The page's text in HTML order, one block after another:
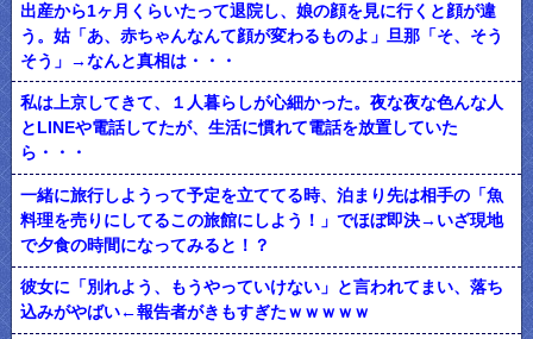
出産から1ヶ月くらいたって退院し、娘の顔を見に行くと顔が違
う。姑「あ、赤ちゃんなんて顔が変わるものよ」旦那「そ、そう
そう」→なんと真相は・・・
私は上京してきて、１人暮らしが心細かった。夜な夜な色んな人
とLINEや電話してたが、生活に慣れて電話を放置していた
ら・・・
一緒に旅行しようって予定を立ててる時、泊まり先は相手の「魚
料理を売りにしてるこの旅館にしよう！」でほぼ即決→いざ現地
で夕食の時間になってみると！？
彼女に「別れよう、もうやっていけない」と言われてまい、落ち
込みがやばい←報告者がきもすぎたｗｗｗｗｗ